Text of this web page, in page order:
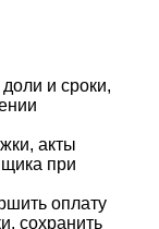
и сроки,
акты
при
оплату
сохранить